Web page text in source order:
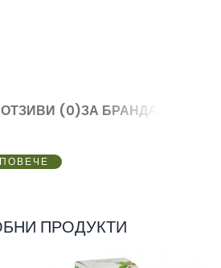
ОТЗИВИ (0)ЗА БРАНДА
ПРОДУКТИ